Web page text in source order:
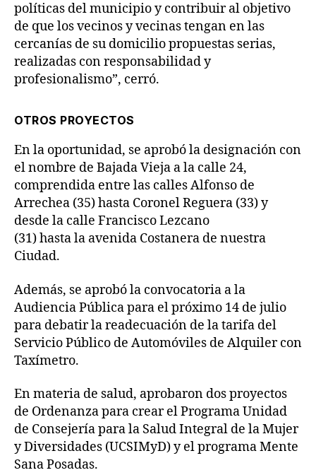
políticas del municipio y contribuir al objetivo
de que los vecinos y vecinas tengan en las
cercanías de su domicilio propuestas serias,
realizadas con responsabilidad y
profesionalismo”, cerró.
OTROS PROYECTOS
En la oportunidad, se aprobó la designación con
el nombre de Bajada Vieja a la calle 24,
comprendida entre las calles Alfonso de
Arrechea (35) hasta Coronel Reguera (33) y
desde la calle Francisco Lezcano
(31) hasta la avenida Costanera de nuestra
Ciudad.
Además, se aprobó la convocatoria a la
Audiencia Pública para el próximo 14 de julio
para debatir la readecuación de la tarifa del
Servicio Público de Automóviles de Alquiler con
Taxímetro.
En materia de salud, aprobaron dos proyectos
de Ordenanza para crear el Programa Unidad
de Consejería para la Salud Integral de la Mujer
y Diversidades (UCSIMyD) y el programa Mente
Sana Posadas.